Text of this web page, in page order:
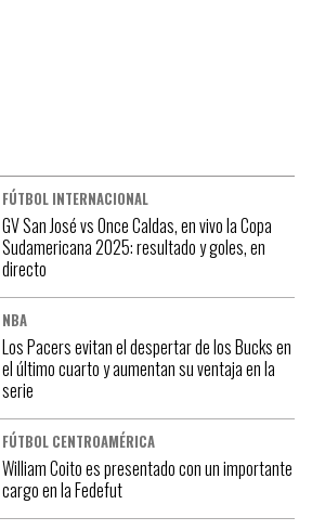
FÚTBOL INTERNACIONAL
GV San José vs Once Caldas, en vivo la Copa
Sudamericana 2025: resultado y goles, en
directo
NBA
Los Pacers evitan el despertar de los Bucks en
el último cuarto y aumentan su ventaja en la
serie
FÚTBOL CENTROAMÉRICA
William Coito es presentado con un importante
cargo en la Fedefut